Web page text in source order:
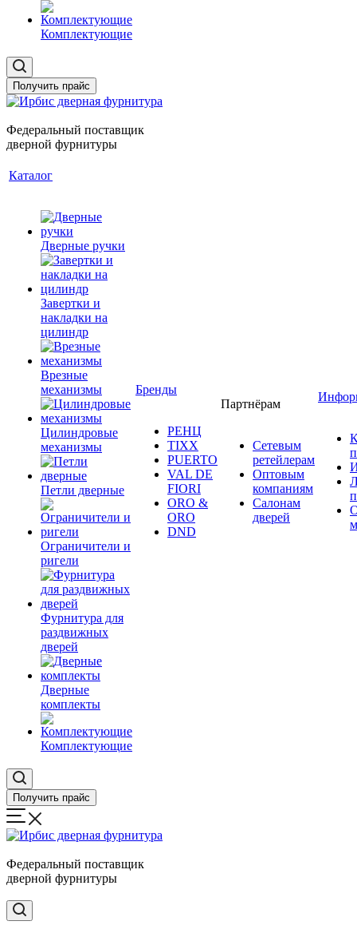
Комплектующие
Получить прайс
Федеральный поставщик
дверной фурнитуры
Каталог
Дверные ручки
Завертки и
накладки на
цилиндр
Врезные
механизмы
Цилиндровые
механизмы
Петли дверные
Ограничители и
ригели
Фурнитура для
раздвижных
дверей
Дверные
комплекты
Комплектующие
Бренды
РЕНЦ
TIXX
PUERTO
VAL DE
FIORI
ORO &
ORO
DND
Партнёрам
Сетевым
ретейлерам
Оптовым
компаниям
Салонам
дверей
Получить прайс
Федеральный поставщик
дверной фурнитуры